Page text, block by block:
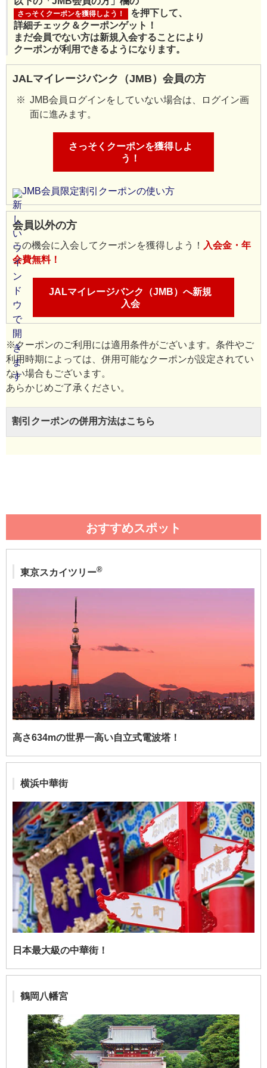
さっそくクーポンを獲得しよう！
を押下して、
詳細チェック＆クーポンゲット！
まだ会員でない方は新規入会することにより
クーポンが利用できるようになります。
JALマイレージバンク（JMB）会員の方
JMB会員ログインをしていない場合は、ログイン画
面に進みます。
さっそくクーポンを獲得しよ
う！
JMB会員限定割引クーポンの使い方
会員以外の方
この機会に入会してクーポンを獲得しよう！ 入会金・年
会費無料！
JALマイレージバンク（JMB）へ新規
入会
※クーポンのご利用には適用条件がございます。条件やご
利用時期によっては、併用可能なクーポンが設定されてい
ない場合もございます。
あらかじめご了承ください。
割引クーポンの併用方法はこちら
おすすめスポット
東京スカイツリー®
高さ634mの世界一高い自立式電波塔！
横浜中華街
日本最大級の中華街！
鶴岡八幡宮